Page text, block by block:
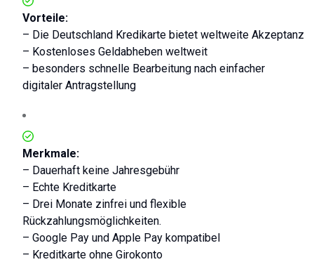
Vorteile:
– Die Deutschland Kredikarte bietet weltweite Akzeptanz
– Kostenloses Geldabheben weltweit
– besonders schnelle Bearbeitung nach einfacher
digitaler Antragstellung
Merkmale:
– Dauerhaft keine Jahresgebühr
– Echte Kreditkarte
– Drei Monate zinfrei und flexible
Rückzahlungsmöglichkeiten.
– Google Pay und Apple Pay kompatibel
– Kreditkarte ohne Girokonto